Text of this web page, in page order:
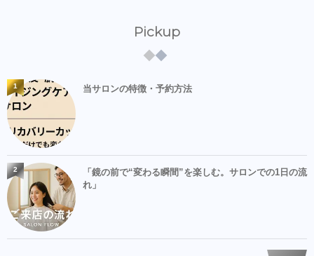
Pickup
当サロンの特徴・予約方法
1
「鏡の前で“変わる瞬間”を楽しむ。サロンでの1日の流
れ」
2